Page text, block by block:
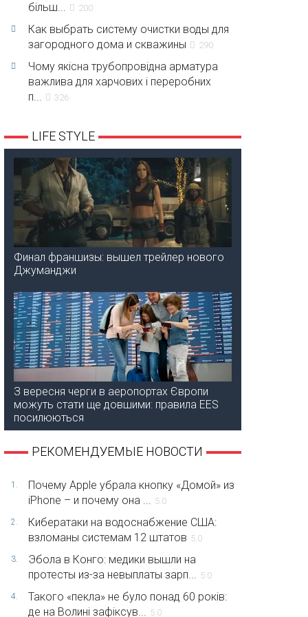
більш... 200
Как выбрать систему очистки воды для
загородного дома и скважины
290
Чому якісна трубопровідна арматура
важлива для харчових і переробних
п...
326
LIFE STYLE
Финал франшизы: вышел трейлер нового
Джуманджи
З вересня черги в аеропортах Європи
можуть стати ще довшими: правила EES
посилюються
РЕКОМЕНДУЕМЫЕ НОВОСТИ
1.
Почему Apple убрала кнопку «Домой» из
iPhone – и почему она ...
5.0
2.
Кибератаки на водоснабжение США:
взломаны системам 12 штатов 5.0
3.
Эбола в Конго: медики вышли на
протесты из-за невыплаты зарп...
5.0
4.
Такого «пекла» не було понад 60 років:
де на Волині зафіксув...
5.0